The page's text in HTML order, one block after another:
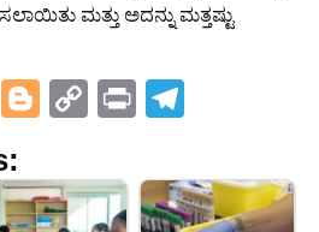
ಮತ್ತು ಅದನ್ನು ಮತ್ತಷ್ಟು
E Bl
g
g
C
p
y
Pr
t e
gr